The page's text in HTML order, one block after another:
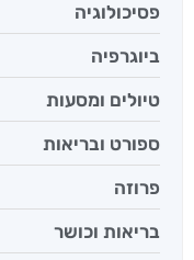
פסיכולוגיה
ביוגרפיה
טיולים ומסעות
ספורט ובריאות
פרוזה
בריאות וכושר